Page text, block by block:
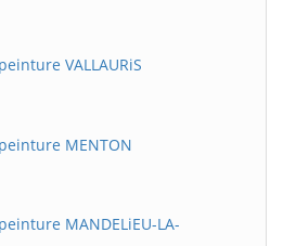
VALLAURiS
MENTON
MANDELiEU-LA-